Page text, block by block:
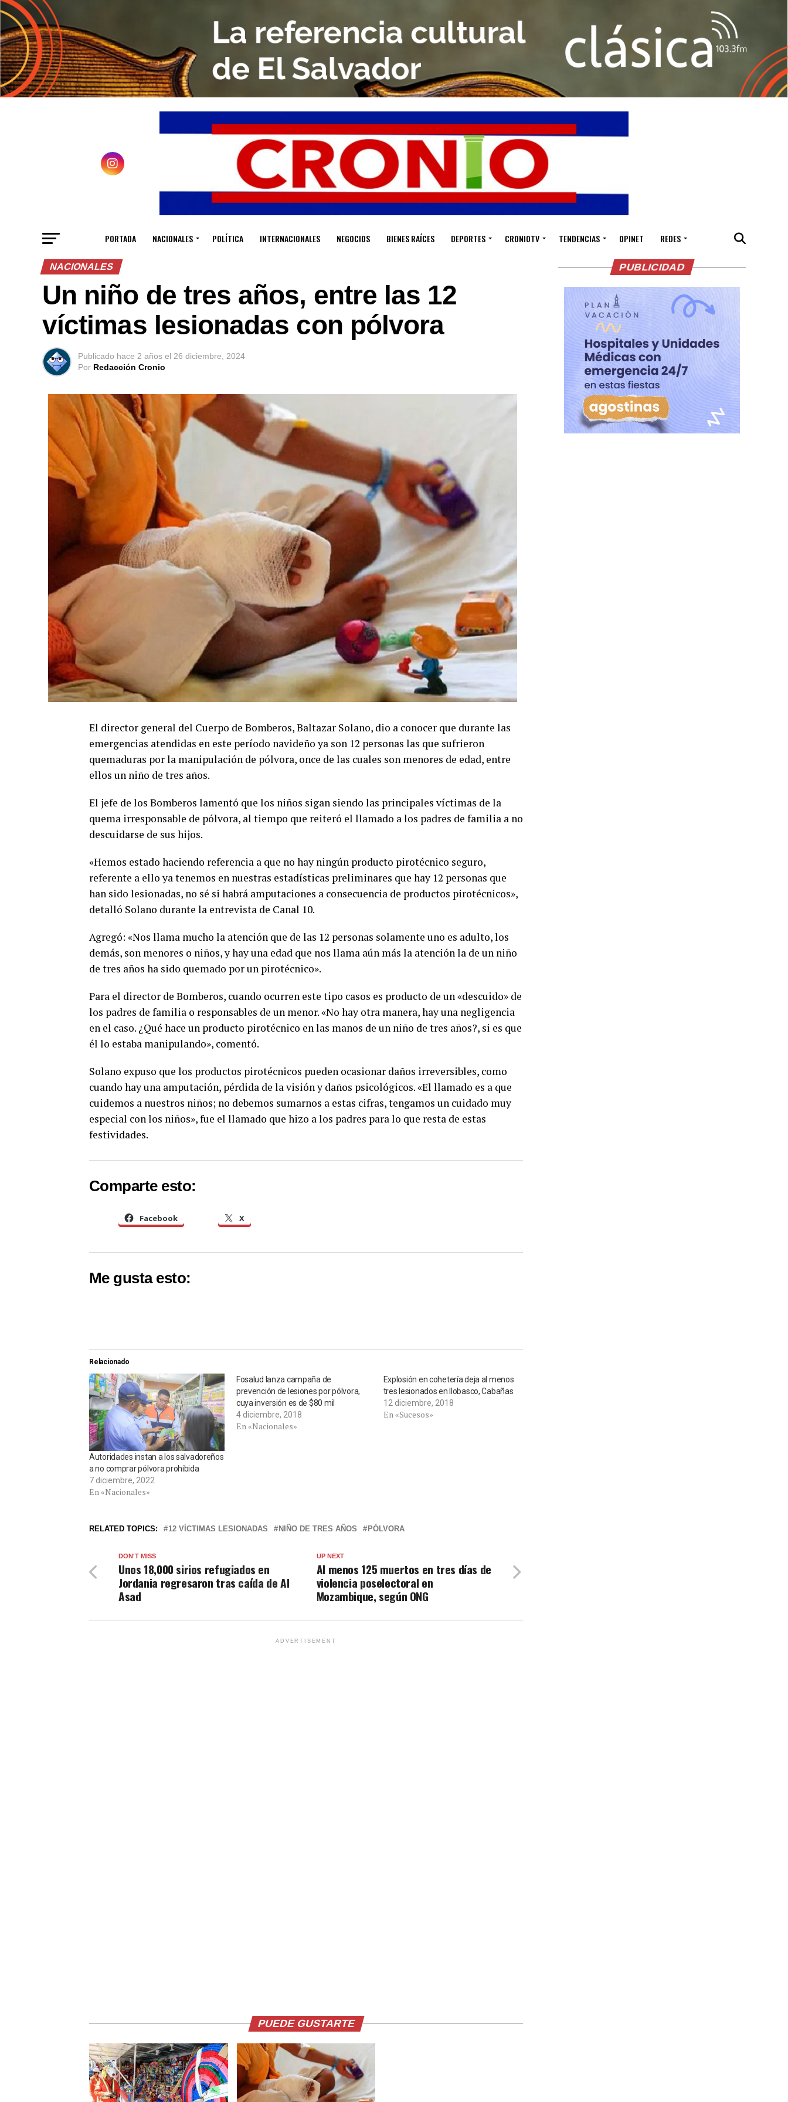
PORTADA NACIONALES POLÍTICA INTERNACIONALES NEGOCIOS BIENES RAÍCES DEPORTES CRONIOTV TENDENCIAS OPINET REDES
NACIONALES
Un niño de tres años, entre las 12
víctimas lesionadas con pólvora
Publicado hace 2 años el 26 diciembre, 2024
Por Redacción Cronio
El director general del Cuerpo de Bomberos, Baltazar Solano, dio a conocer que durante las
emergencias atendidas en este período navideño ya son 12 personas las que sufrieron
quemaduras por la manipulación de pólvora, once de las cuales son menores de edad, entre
ellos un niño de tres años.
El jefe de los Bomberos lamentó que los niños sigan siendo las principales víctimas de la
quema irresponsable de pólvora, al tiempo que reiteró el llamado a los padres de familia a no
descuidarse de sus hijos.
«Hemos estado haciendo referencia a que no hay ningún producto pirotécnico seguro,
referente a ello ya tenemos en nuestras estadísticas preliminares que hay 12 personas que
han sido lesionadas, no sé si habrá amputaciones a consecuencia de productos pirotécnicos»,
detalló Solano durante la entrevista de Canal 10.
Agregó: «Nos llama mucho la atención que de las 12 personas solamente uno es adulto, los
demás, son menores o niños, y hay una edad que nos llama aún más la atención la de un niño
de tres años ha sido quemado por un pirotécnico».
Para el director de Bomberos, cuando ocurren este tipo casos es producto de un «descuido» de
los padres de familia o responsables de un menor. «No hay otra manera, hay una negligencia
en el caso. ¿Qué hace un producto pirotécnico en las manos de un niño de tres años?, si es que
él lo estaba manipulando», comentó.
Solano expuso que los productos pirotécnicos pueden ocasionar daños irreversibles, como
cuando hay una amputación, pérdida de la visión y daños psicológicos. «El llamado es a que
cuidemos a nuestros niños; no debemos sumarnos a estas cifras, tengamos un cuidado muy
especial con los niños», fue el llamado que hizo a los padres para lo que resta de estas
festividades.
Comparte esto:
Facebook X
Me gusta esto:
Relacionado
Autoridades instan a los salvadoreños
a no comprar pólvora prohibida
7 diciembre, 2022
En «Nacionales»
Fosalud lanza campaña de
prevención de lesiones por pólvora,
cuya inversión es de $80 mil
4 diciembre, 2018
En «Nacionales»
Explosión en cohetería deja al menos
tres lesionados en Ilobasco, Cabañas
12 diciembre, 2018
En «Sucesos»
RELATED TOPICS: 12 VÍCTIMAS LESIONADAS NIÑO DE TRES AÑOS PÓLVORA
UP NEXT
Al menos 125 muertos en tres días de
violencia poselectoral en
Mozambique, según ONG
DON'T MISS
Unos 18,000 sirios refugiados en
Jordania regresaron tras caída de Al
Asad
ADVERTISEMENT
PUEDE GUSTARTE
PUBLICIDAD